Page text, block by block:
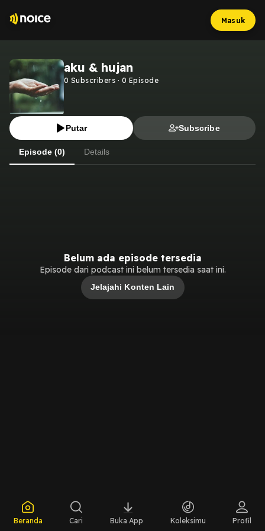
Masuk
aku & hujan
0 Subscribers · 0 Episode
Putar Subscribe
Episode (0) Details
Belum ada episode tersedia
Episode dari podcast ini belum tersedia saat ini.
Jelajahi Konten Lain
Beranda Cari Buka App Koleksimu Profil